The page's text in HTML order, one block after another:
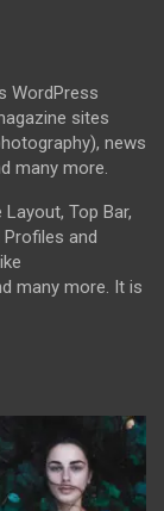
WordPress
sites
news
many more.
Top Bar,
and
many more. It is